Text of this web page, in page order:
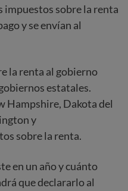
impuestos sobre la renta
y se envían al
la renta al gobierno
estatales.
Hampshire, Dakota del
y
sobre la renta.
en un año y cuánto
que declararlo al